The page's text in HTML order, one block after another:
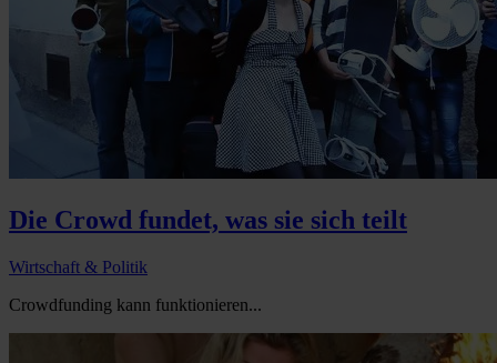
Die Crowd fundet, was sie sich teilt
Wirtschaft & Politik
Crowdfunding kann funktionieren...